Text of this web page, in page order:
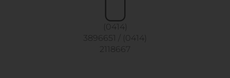
(0414)
3896651
(0414)
2118667